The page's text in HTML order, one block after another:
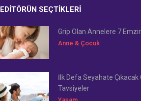
EDITÖRÜN SEÇTIKLERI
Grip Olan Annelere 7
Anne & Çocuk
İlk Defa Seyahate
Tavsiyeler
Yaşam